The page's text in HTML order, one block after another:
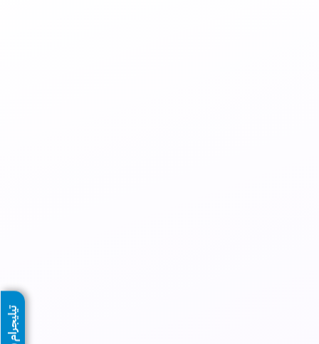
تيليجرام